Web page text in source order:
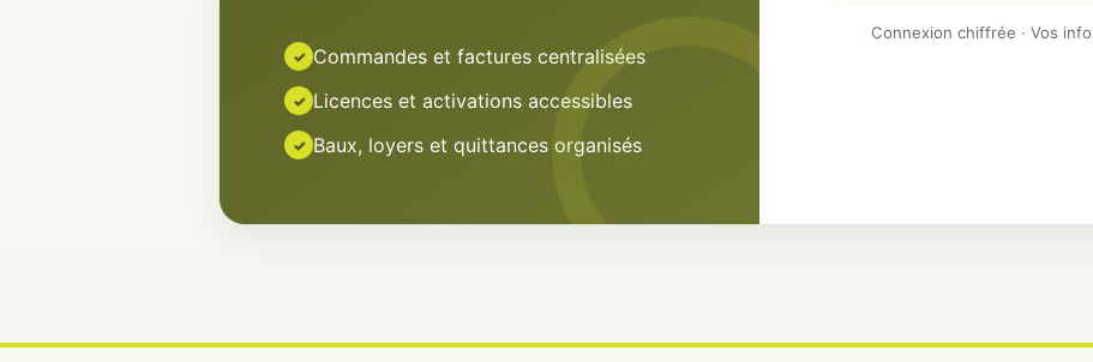
✓ Commandes et factures centralisées
✓ Licences et activations accessibles
✓ Baux, loyers et quittances organisés
Connexion chiffrée · Vos